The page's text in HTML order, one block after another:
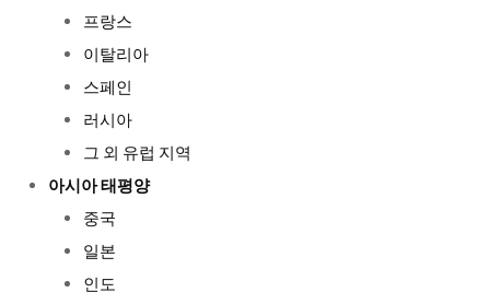
프랑스
이탈리아
스페인
러시아
그 외 유럽 지역
아시아 태평양
중국
일본
인도